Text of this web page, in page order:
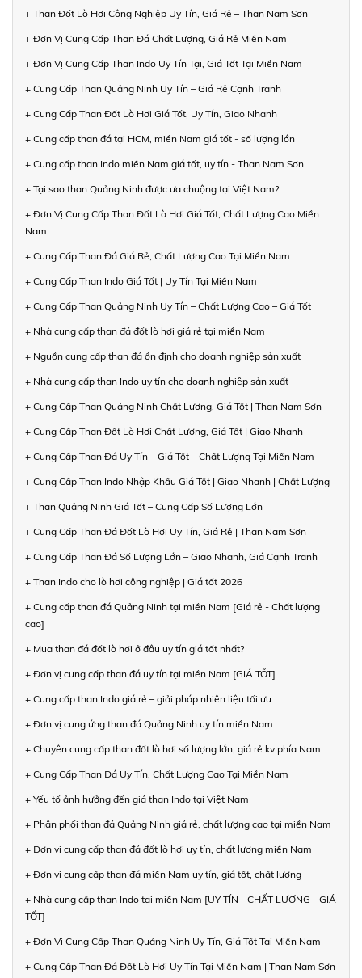
+ Than Đốt Lò Hơi Công Nghiệp Uy Tín, Giá Rẻ – Than Nam Sơn
+ Đơn Vị Cung Cấp Than Đá Chất Lượng, Giá Rẻ Miền Nam
+ Đơn Vị Cung Cấp Than Indo Uy Tín Tại, Giá Tốt Tại Miền Nam
+ Cung Cấp Than Quảng Ninh Uy Tín – Giá Rẻ Cạnh Tranh
+ Cung Cấp Than Đốt Lò Hơi Giá Tốt, Uy Tín, Giao Nhanh
+ Cung cấp than đá tại HCM, miền Nam giá tốt - số lượng lớn
+ Cung cấp than Indo miền Nam giá tốt, uy tín - Than Nam Sơn
+ Tại sao than Quảng Ninh được ưa chuộng tại Việt Nam?
+ Đơn Vị Cung Cấp Than Đốt Lò Hơi Giá Tốt, Chất Lượng Cao Miền
Nam
+ Cung Cấp Than Đá Giá Rẻ, Chất Lượng Cao Tại Miền Nam
+ Cung Cấp Than Indo Giá Tốt | Uy Tín Tại Miền Nam
+ Cung Cấp Than Quảng Ninh Uy Tín – Chất Lượng Cao – Giá Tốt
+ Nhà cung cấp than đá đốt lò hơi giá rẻ tại miền Nam
+ Nguồn cung cấp than đá ổn định cho doanh nghiệp sản xuất
+ Nhà cung cấp than Indo uy tín cho doanh nghiệp sản xuất
+ Cung Cấp Than Quảng Ninh Chất Lượng, Giá Tốt | Than Nam Sơn
+ Cung Cấp Than Đốt Lò Hơi Chất Lượng, Giá Tốt | Giao Nhanh
+ Cung Cấp Than Đá Uy Tín – Giá Tốt – Chất Lượng Tại Miền Nam
+ Cung Cấp Than Indo Nhập Khẩu Giá Tốt | Giao Nhanh | Chất Lượng
+ Than Quảng Ninh Giá Tốt – Cung Cấp Số Lượng Lớn
+ Cung Cấp Than Đá Đốt Lò Hơi Uy Tín, Giá Rẻ | Than Nam Sơn
+ Cung Cấp Than Đá Số Lượng Lớn – Giao Nhanh, Giá Cạnh Tranh
+ Than Indo cho lò hơi công nghiệp | Giá tốt 2026
+ Cung cấp than đá Quảng Ninh tại miền Nam [Giá rẻ - Chất lượng
cao]
+ Mua than đá đốt lò hơi ở đâu uy tín giá tốt nhất?
+ Đơn vị cung cấp than đá uy tín tại miền Nam [GIÁ TỐT]
+ Cung cấp than Indo giá rẻ – giải pháp nhiên liệu tối ưu
+ Đơn vị cung ứng than đá Quảng Ninh uy tín miền Nam
+ Chuyên cung cấp than đốt lò hơi số lượng lớn, giá rẻ kv phía Nam
+ Cung Cấp Than Đá Uy Tín, Chất Lượng Cao Tại Miền Nam
+ Yếu tố ảnh hưởng đến giá than Indo tại Việt Nam
+ Phân phối than đá Quảng Ninh giá rẻ, chất lượng cao tại miền Nam
+ Đơn vị cung cấp than đá đốt lò hơi uy tín, chất lượng miền Nam
+ Đơn vị cung cấp than đá miền Nam uy tín, giá tốt, chất lượng
+ Nhà cung cấp than Indo tại miền Nam [UY TÍN - CHẤT LƯỢNG - GIÁ
TỐT]
+ Đơn Vị Cung Cấp Than Quảng Ninh Uy Tín, Giá Tốt Tại Miền Nam
+ Cung Cấp Than Đá Đốt Lò Hơi Uy Tín Tại Miền Nam | Than Nam Sơn